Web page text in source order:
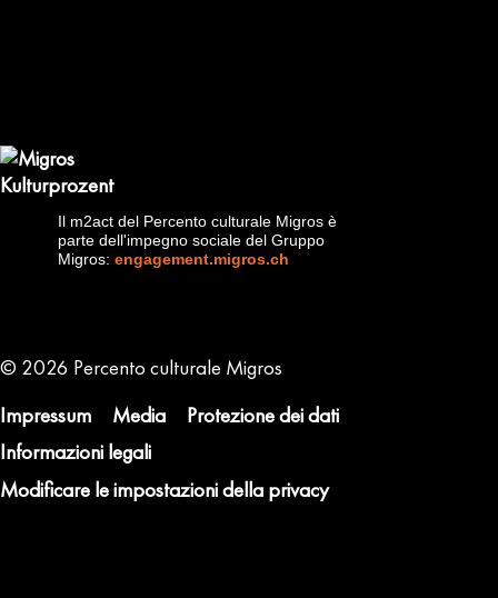
Il m2act del Percento culturale Migros è
parte dell'impegno sociale del Gruppo
Migros: engagement.migros.ch
© 2026 Percento culturale Migros
Metanavigation
Impressum
Media
Protezione dei dati
Informazioni legali
Modificare le impostazioni della privacy